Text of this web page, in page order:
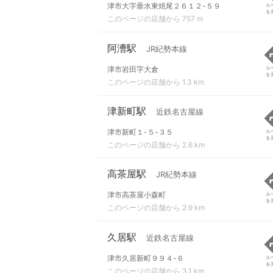
津市大字垂水東焼尾２６１２-５９
このページの店舗から 757 m
ル
を
阿漕駅 JR紀勢本線
津市岩田字大倉
このページの店舗から 1.3 km
ル
を
津新町駅 近鉄名古屋線
津市新町１-５-３５
このページの店舗から 2.6 km
ル
を
高茶屋駅 JR紀勢本線
津市高茶屋小森町
このページの店舗から 2.9 km
ル
を
久居駅 近鉄名古屋線
津市久居新町９９４-６
このページの店舗から 3.1 km
ル
を